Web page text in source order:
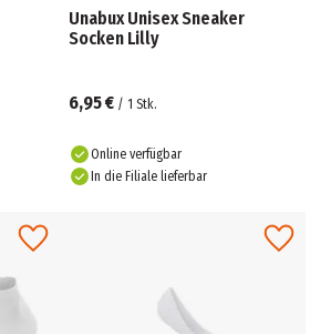
Unabux Unisex Sneaker
Socken Lilly
6,95 € / 1 Stk.
Online verfügbar
In die Filiale lieferbar